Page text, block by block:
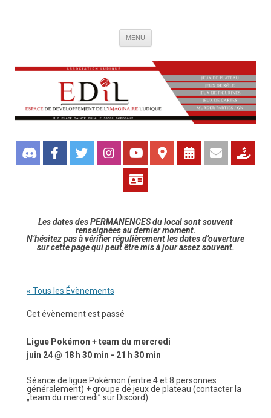
bordelaise
MENU
Les dates des PERMANENCES du local sont souvent
renseignées au dernier moment.
N’hésitez pas à vérifier régulièrement les dates d’ouverture
sur cette page qui peut être mis à jour assez souvent.
« Tous les Évènements
Cet évènement est passé
Ligue Pokémon + team du mercredi
juin 24 @ 18 h 30 min - 21 h 30 min
Séance de ligue Pokémon (entre 4 et 8 personnes
généralement) + groupe de jeux de plateau (contacter la
„team du mercredi” sur Discord)